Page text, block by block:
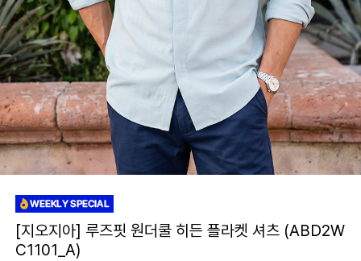
[지오지아] 루즈핏 원더쿨 히든 플라켓 셔츠 (ABD2W
C1101_A)